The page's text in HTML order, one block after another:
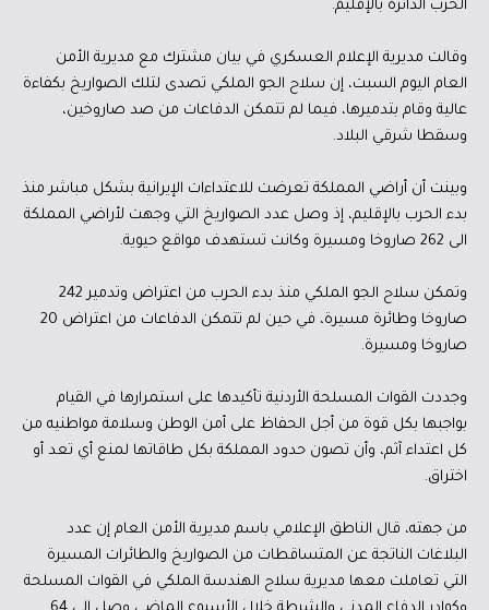
الحرب الدائرة بالإقليم.
وقالت مديرية الإعلام العسكري في بيان مشترك مع مديرية الأمن
العام اليوم السبت، إن سلاح الجو الملكي تصدى لتلك الصواريخ بكفاءة
عالية وقام بتدميرها، فيما لم تتمكن الدفاعات من صد صاروخين،
وسقطا شرقي البلاد.
وبينت أن أراضي المملكة تعرضت للاعتداءات الإيرانية بشكل مباشر منذ
بدء الحرب بالإقليم، إذ وصل عدد الصواريخ التي وجهت لأراضي المملكة
الى 262 صاروخا ومسيرة وكانت تستهدف مواقع حيوية.
وتمكن سلاح الجو الملكي منذ بدء الحرب من اعتراض وتدمير 242
صاروخا وطائرة مسيرة، في حين لم تتمكن الدفاعات من اعتراض 20
صاروخا ومسيرة.
وجددت القوات المسلحة الأردنية تأكيدها على استمرارها في القيام
بواجبها بكل قوة من أجل الحفاظ على أمن الوطن وسلامة مواطنيه من
كل اعتداء آثم، وأن تصون حدود المملكة بكل طاقاتها لمنع أي تعد أو
اختراق.
من جهته، قال الناطق الإعلامي باسم مديرية الأمن العام إن عدد
البلاغات الناتجة عن المتساقطات من الصواريخ والطائرات المسيرة
التي تعاملت معها مديرية سلاح الهندسة الملكي في القوات المسلحة